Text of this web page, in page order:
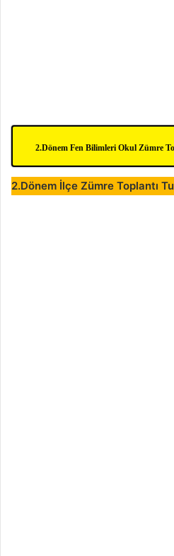
2.Dönem Fen Bilimleri Okul Zümre
2.Dönem İlçe Zümre Toplantı